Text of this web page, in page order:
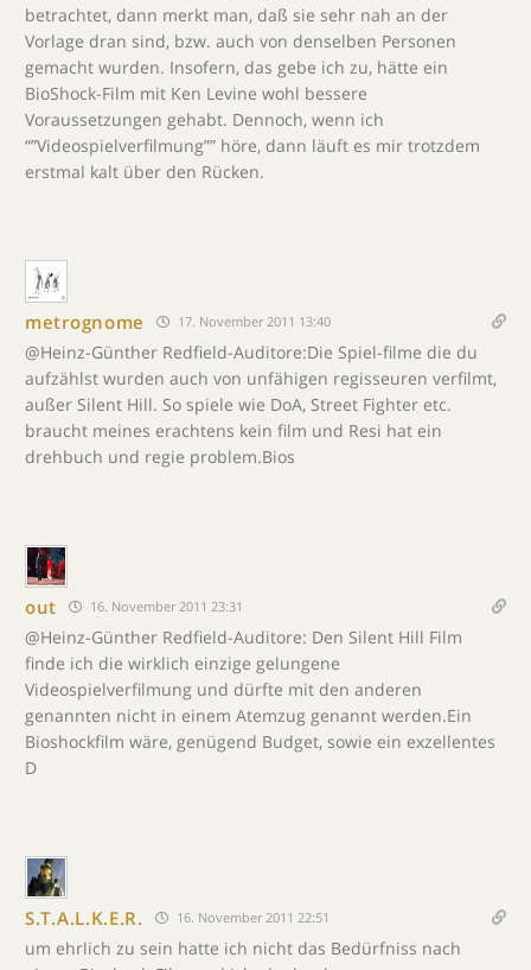
betrachtet, dann merkt man, daß sie sehr nah an der
Vorlage dran sind, bzw. auch von denselben Personen
gemacht wurden. Insofern, das gebe ich zu, hätte ein
BioShock-Film mit Ken Levine wohl bessere
Voraussetzungen gehabt. Dennoch, wenn ich
“”Videospielverfilmung”” höre, dann läuft es mir trotzdem
erstmal kalt über den Rücken.
metrognome 17. November 2011 13:40
@Heinz-Günther Redfield-Auditore:Die Spiel-filme die du
aufzählst wurden auch von unfähigen regisseuren verfilmt,
außer Silent Hill. So spiele wie DoA, Street Fighter etc.
braucht meines erachtens kein film und Resi hat ein
drehbuch und regie problem.Bios
out 16. November 2011 23:31
@Heinz-Günther Redfield-Auditore: Den Silent Hill Film
finde ich die wirklich einzige gelungene
Videospielverfilmung und dürfte mit den anderen
genannten nicht in einem Atemzug genannt werden.Ein
Bioshockfilm wäre, genügend Budget, sowie ein exzellentes
D
S.T.A.L.K.E.R. 16. November 2011 22:51
um ehrlich zu sein hatte ich nicht das Bedürfniss nach